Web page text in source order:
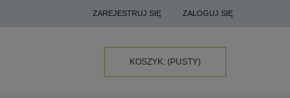
ZAREJESTRUJ SIĘ ZALOGUJ SIĘ
KOSZYK: (PUSTY)